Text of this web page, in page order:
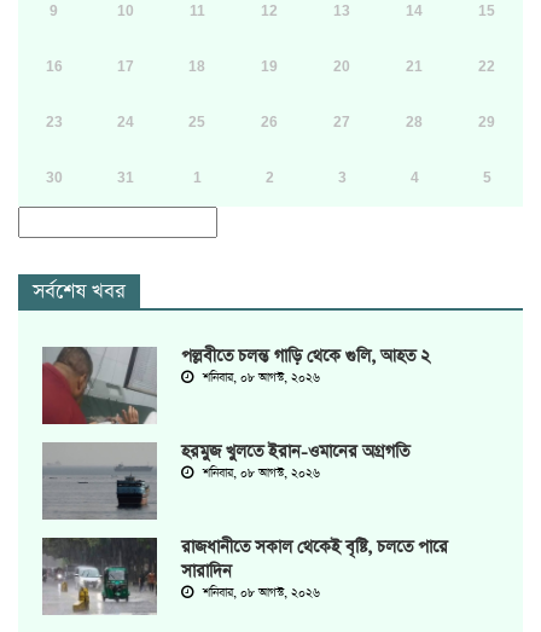
9 10 11 12 13 14 15
16 17 18 19 20 21 22
23 24 25 26 27 28 29
30 31 1 2 3 4 5
সর্বশেষ খবর
পল্লবীতে চলন্ত গাড়ি থেকে গুলি, আহত ২
শনিবার, ০৮ আগস্ট, ২০২৬
হরমুজ খুলতে ইরান-ওমানের অগ্রগতি
শনিবার, ০৮ আগস্ট, ২০২৬
রাজধানীতে সকাল থেকেই বৃষ্টি, চলতে পারে
সারাদিন
শনিবার, ০৮ আগস্ট, ২০২৬